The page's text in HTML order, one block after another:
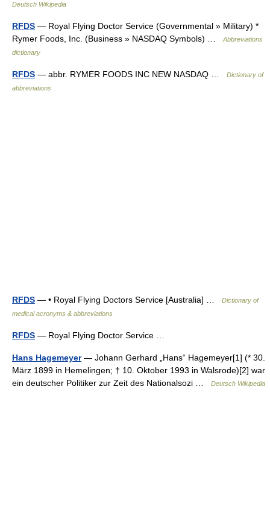
Deutsch Wikipedia
RFDS — Royal Flying Doctor Service (Governmental » Military) *
Rymer Foods, Inc. (Business » NASDAQ Symbols) …
Abbreviations
dictionary
RFDS — abbr. RYMER FOODS INC NEW NASDAQ …
Dictionary of
abbreviations
RFDS — • Royal Flying Doctors Service [Australia] …
Dictionary of
medical acronyms & abbreviations
RFDS — Royal Flying Doctor Service …
Hans Hagemeyer— Johann Gerhard „Hans“ Hagemeyer[1] (* 30.
März 1899 in Hemelingen; † 10. Oktober 1993 in Walsrode)[2] war
ein deutscher Politiker zur Zeit des Nationalsozi …
Deutsch Wikipedia